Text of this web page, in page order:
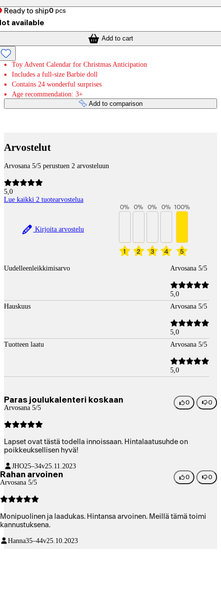
Ready to ship0 pcs
available
Add to cart
Toy Advent Calendar for Christmas Anticipation
Includes a full-size Barbie doll
Contains 24 wonderful surprises
Age recommendation: 3+
Add to comparison
Arvostelut
Arvosana 5/5 perustuen 2 arvosteluun
5,0
Lue kaikki 2 tuotearvostelua
Kirjoita arvostelu
1
0%
2
0%
3
0%
4
0%
5
100%
Uudelleenleikkimisarvo Arvosana 5/5
5,0
Hauskuus
Arvosana 5/5
5,0
Tuotteen laatu
Arvosana 5/5
5,0
Paras joulukalenteri koskaan
Arvosana 5/5
0 0
Lapset ovat tästä todella innoissaan. Hintalaatusuhde on
poikkeuksellisen hyvä!
JHO25–34v25.11.2023
Rahan arvoinen
Arvosana 5/5
0 0
Monipuolinen ja laadukas. Hintansa arvoinen. Meillä tämä toimi
kannustuksena.
Hanna35–44v25.10.2023